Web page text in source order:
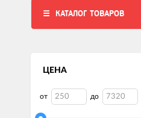
КАТАЛОГ ТОВАРОВ
ЦЕНА
от до